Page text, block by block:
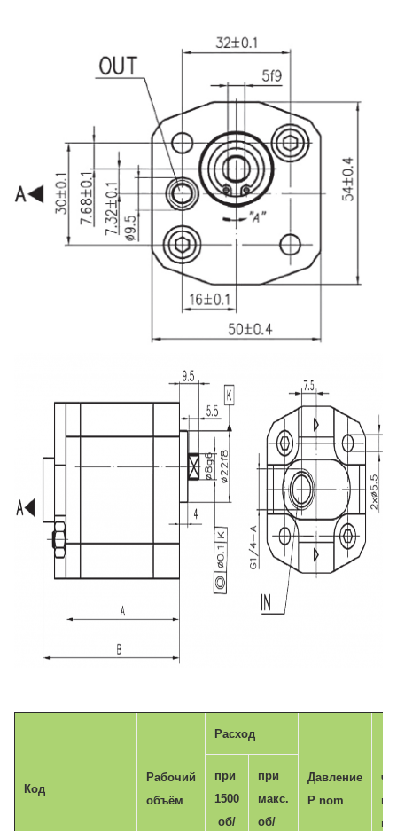
Код
Рабочий
объём
Расход
Давление
P nom
n
при
1500
об/
при
макс.
об/